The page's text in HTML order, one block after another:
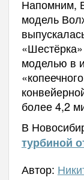
Напомним,
модель
моделью в
более 4,2
В
турбиной
Автор: